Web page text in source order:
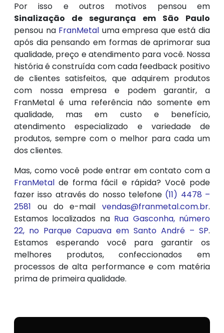
Por isso e outros motivos pensou em
Sinalização de segurança em São Paulo
pensou na FranMetal uma empresa que está dia
após dia pensando em formas de aprimorar sua
qualidade, preço e atendimento para você. Nossa
história é construída com cada feedback positivo
de clientes satisfeitos, que adquirem produtos
com nossa empresa e podem garantir, a
FranMetal é uma referência não somente em
qualidade, mas em custo e benefício,
atendimento especializado e variedade de
produtos, sempre com o melhor para cada um
dos clientes.
Mas, como você pode entrar em contato com a
FranMetal de forma fácil e rápida? Você pode
fazer isso através do nosso telefone (11) 4478 –
2581 ou do e-mail vendas@franmetal.com.br.
Estamos localizados na Rua Gasconha, número
22, no Parque Capuava em Santo André – SP.
Estamos esperando você para garantir os
melhores produtos, confeccionados em
processos de alta performance e com matéria
prima de primeira qualidade.